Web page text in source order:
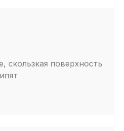
скользкая поверхность